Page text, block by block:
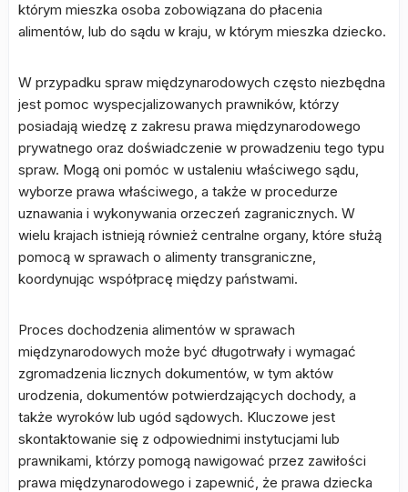
którym mieszka osoba zobowiązana do płacenia
alimentów, lub do sądu w kraju, w którym mieszka dziecko.
W przypadku spraw międzynarodowych często niezbędna
jest pomoc wyspecjalizowanych prawników, którzy
posiadają wiedzę z zakresu prawa międzynarodowego
prywatnego oraz doświadczenie w prowadzeniu tego typu
spraw. Mogą oni pomóc w ustaleniu właściwego sądu,
wyborze prawa właściwego, a także w procedurze
uznawania i wykonywania orzeczeń zagranicznych. W
wielu krajach istnieją również centralne organy, które służą
pomocą w sprawach o alimenty transgraniczne,
koordynując współpracę między państwami.
Proces dochodzenia alimentów w sprawach
międzynarodowych może być długotrwały i wymagać
zgromadzenia licznych dokumentów, w tym aktów
urodzenia, dokumentów potwierdzających dochody, a
także wyroków lub ugód sądowych. Kluczowe jest
skontaktowanie się z odpowiednimi instytucjami lub
prawnikami, którzy pomogą nawigować przez zawiłości
prawa międzynarodowego i zapewnić, że prawa dziecka